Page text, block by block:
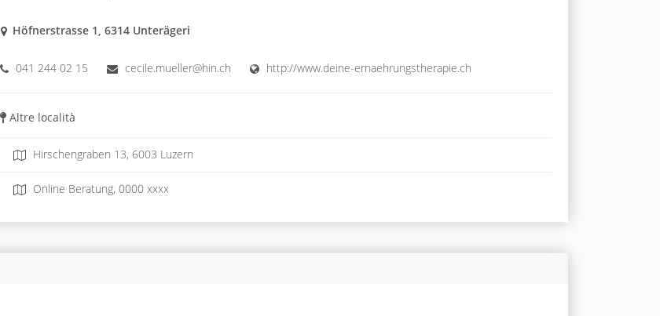
Höfnerstrasse 1, 6314 Unterägeri
041 244 02 15 cecile.mueller@hin.ch http://www.deine-ernaehrungstherapie.ch
Altre località
Hirschengraben 13, 6003 Luzern
Online Beratung, 0000 xxxx